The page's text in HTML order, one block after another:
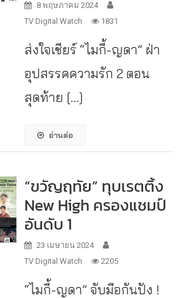
8 พฤษภาคม 2024
TV Digital Watch
1831
ส่งใจเชียร์ “ไมกี้-ญดา” ฝ่า
อุปสรรคความรัก 2 ตอน
สุดท้าย […]
อ่านต่อ
“ขวัญฤทัย” ทุบเรตติ้ง
New High ครองแชมป์
อันดับ 1
23 เมษายน 2024
TV Digital Watch
2205
“ไมกี้-ญดา” จับมือกันปัง !